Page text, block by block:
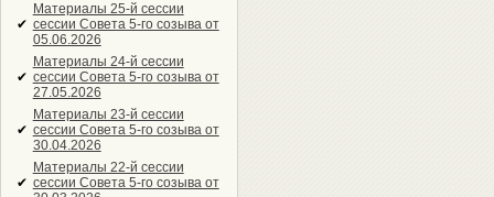
✔
Материалы 25-й сессии
сессии Совета 5-го созыва от
05.06.2026
✔
Материалы 24-й сессии
сессии Совета 5-го созыва от
27.05.2026
✔
Материалы 23-й сессии
сессии Совета 5-го созыва от
30.04.2026
✔
Материалы 22-й сессии
сессии Совета 5-го созыва от